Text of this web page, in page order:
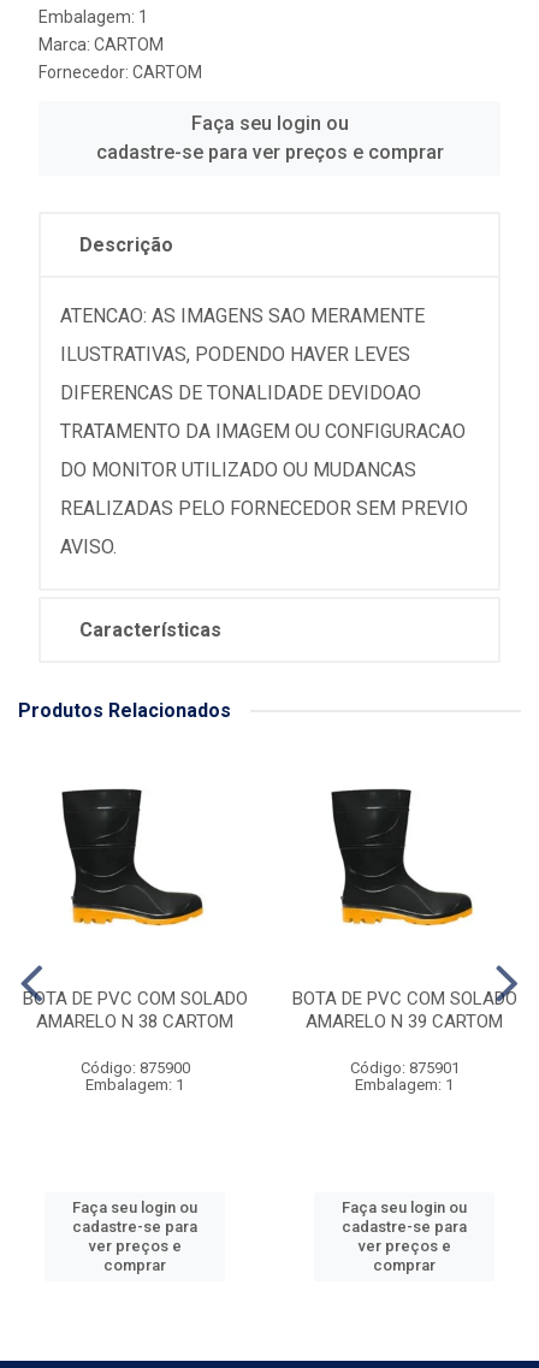
Embalagem: 1
Marca: CARTOM
Fornecedor: CARTOM
Faça seu login ou
cadastre-se para ver preços e comprar
Descrição
ATENCAO: AS IMAGENS SAO MERAMENTE
ILUSTRATIVAS, PODENDO HAVER LEVES
DIFERENCAS DE TONALIDADE DEVIDOAO
TRATAMENTO DA IMAGEM OU CONFIGURACAO
DO MONITOR UTILIZADO OU MUDANCAS
REALIZADAS PELO FORNECEDOR SEM PREVIO
AVISO.
Características
Produtos Relacionados
BOTA DE PVC COM SOLADO
AMARELO N 38 CARTOM
Código: 875900
Embalagem: 1
Faça seu login ou
cadastre-se para
ver preços e
comprar
BOTA DE PVC COM SOLADO
AMARELO N 39 CARTOM
Código: 875901
Embalagem: 1
Faça seu login ou
cadastre-se para
ver preços e
comprar